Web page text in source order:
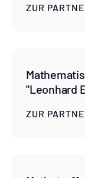
ZUR
"Leonhard
ZUR